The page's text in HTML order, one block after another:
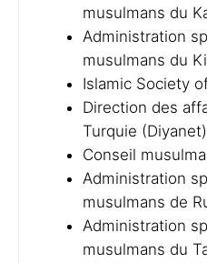
musulmans du
Administration
musulmans du
Islamic Society
Direction des
Turquie
Conseil
Administration
musulmans de
Administration
musulmans du